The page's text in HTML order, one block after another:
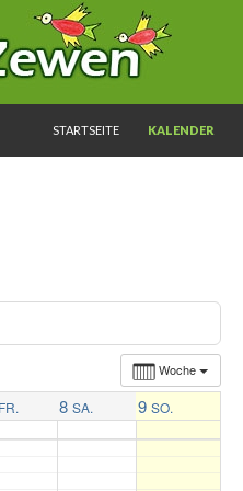
STARTSEITE
KALENDER
Woche
FR. 8 SA. 9 SO.